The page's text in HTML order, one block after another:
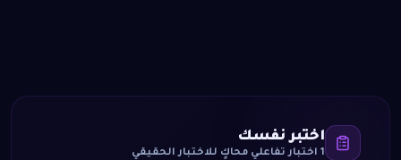
اختبر نفسك
1 اختبار تفاعلي محاكٍ للاختبار الحقيقي